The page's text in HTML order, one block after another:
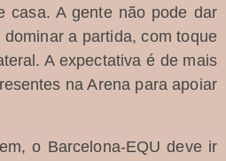
casa. A gente não pode dar
a partida, com toque
A expectativa é de mais
na Arena para apoiar
o Barcelona-EQU deve ir